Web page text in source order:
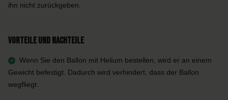
ihn nicht zurückgeben.
Vorteile und Nachteile
Wenn Sie den Ballon mit Helium bestellen, wird er an einem
Gewicht befestigt. Dadurch wird verhindert, dass der Ballon
wegfliegt.